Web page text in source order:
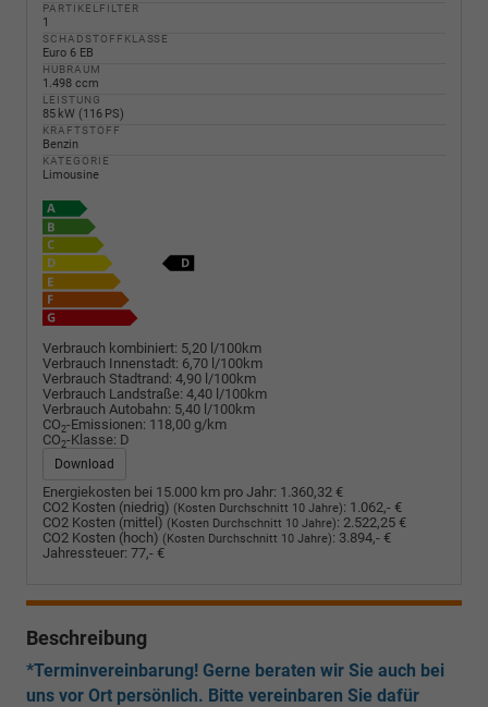
PARTIKELFILTER
1
SCHADSTOFFKLASSE
Euro 6 EB
HUBRAUM
1.498 ccm
LEISTUNG
85 kW (116 PS)
KRAFTSTOFF
Benzin
KATEGORIE
Limousine
Verbrauch kombiniert: 5,20 l/100km
Verbrauch Innenstadt: 6,70 l/100km
Verbrauch Stadtrand: 4,90 l/100km
Verbrauch Landstraße: 4,40 l/100km
Verbrauch Autobahn: 5,40 l/100km
CO2-Emissionen: 118,00 g/km
CO2-Klasse: D
Download
Energiekosten bei 15.000 km pro Jahr: 1.360,32 €
CO2 Kosten (niedrig) (Kosten Durchschnitt 10 Jahre): 1.062,- €
CO2 Kosten (mittel) (Kosten Durchschnitt 10 Jahre): 2.522,25 €
CO2 Kosten (hoch) (Kosten Durchschnitt 10 Jahre): 3.894,- €
Jahressteuer: 77,- €
Beschreibung
*Terminvereinbarung! Gerne beraten wir Sie auch bei
uns vor Ort persönlich. Bitte vereinbaren Sie dafür